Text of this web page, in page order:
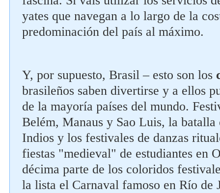
yates que navegan a lo largo de la
predominación del país al máximo.
Y, por supuesto, Brasil – esto son los
brasileños saben divertirse y a ellos
de la mayoría países del mundo.
Belém, Manaus y Sao Luis, la batalla
Indios y los festivales de danzas
fiestas "medieval" de estudiantes en
décima parte de los coloridos
la lista el Carnaval famoso en Río de